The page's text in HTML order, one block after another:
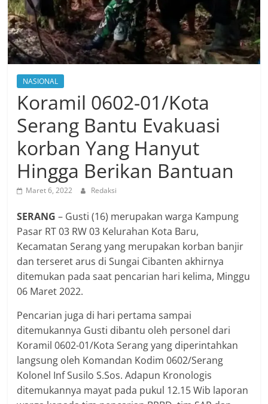
NASIONAL
Koramil 0602-01/Kota
Serang Bantu Evakuasi
korban Yang Hanyut
Hingga Berikan Bantuan
Maret 6, 2022 Redaksi
SERANG – Gusti (16) merupakan warga Kampung
Pasar RT 03 RW 03 Kelurahan Kota Baru,
Kecamatan Serang yang merupakan korban banjir
dan terseret arus di Sungai Cibanten akhirnya
ditemukan pada saat pencarian hari kelima, Minggu
06 Maret 2022.
Pencarian juga di hari pertama sampai
ditemukannya Gusti dibantu oleh personel dari
Koramil 0602-01/Kota Serang yang diperintahkan
langsung oleh Komandan Kodim 0602/Serang
Kolonel Inf Susilo S.Sos. Adapun Kronologis
ditemukannya mayat pada pukul 12.15 Wib laporan